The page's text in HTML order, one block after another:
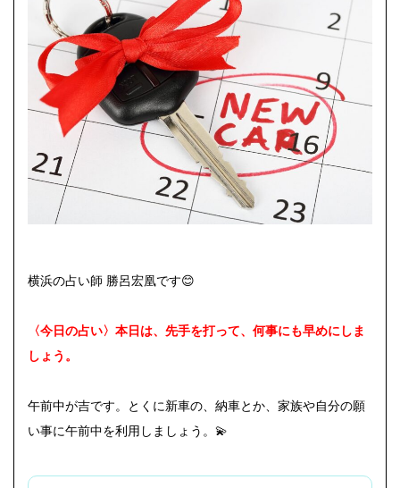
横浜の占い師 勝呂宏凰です😊
〈今日の占い〉本日は、先手を打って、何事にも早めにしま
しょう。
午前中が吉です。とくに新車の、納車とか、家族や自分の願
い事に午前中を利用しましょう。💫